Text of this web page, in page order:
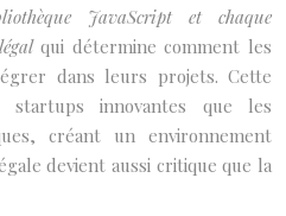
JavaScript et chaque
qui détermine comment les
dans leurs projets. Cette
innovantes que les
créant un environnement
devient aussi critique que la